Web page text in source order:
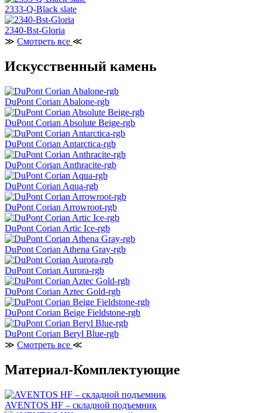
2333-Q-Black slate
2340-Bst-Gloria
≫ Смотреть все ≪
Искусственный камень
DuPont Corian Abalone-rgb
DuPont Corian Absolute Beige-rgb
DuPont Corian Antarctica-rgb
DuPont Corian Anthracite-rgb
DuPont Corian Aqua-rgb
DuPont Corian Arrowroot-rgb
DuPont Corian Artic Ice-rgb
DuPont Corian Athena Gray-rgb
DuPont Corian Aurora-rgb
DuPont Corian Aztec Gold-rgb
DuPont Corian Beige Fieldstone-rgb
DuPont Corian Beryl Blue-rgb
≫ Смотреть все ≪
Материал-Комплектующие
AVENTOS HF – складной подъемник